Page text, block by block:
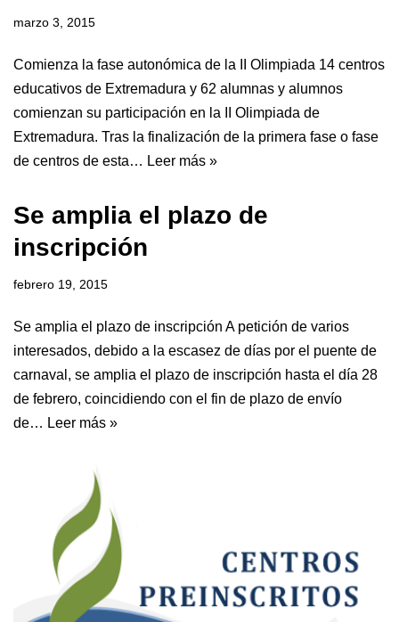
marzo 3, 2015
Comienza la fase autonómica de la II Olimpiada 14 centros
educativos de Extremadura y 62 alumnas y alumnos
comienzan su participación en la II Olimpiada de
Extremadura. Tras la finalización de la primera fase o fase
de centros de esta… Leer más »
Se amplia el plazo de
inscripción
febrero 19, 2015
Se amplia el plazo de inscripción A petición de varios
interesados, debido a la escasez de días por el puente de
carnaval, se amplia el plazo de inscripción hasta el día 28
de febrero, coincidiendo con el fin de plazo de envío
de… Leer más »